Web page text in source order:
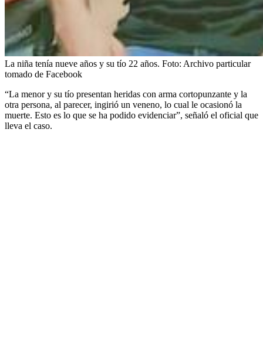
La niña tenía nueve años y su tío 22 años. Foto: Archivo particular
tomado de Facebook
“La menor y su tío presentan heridas con arma cortopunzante y la
otra persona, al parecer, ingirió un veneno, lo cual le ocasionó la
muerte. Esto es lo que se ha podido evidenciar”, señaló el oficial que
lleva el caso.